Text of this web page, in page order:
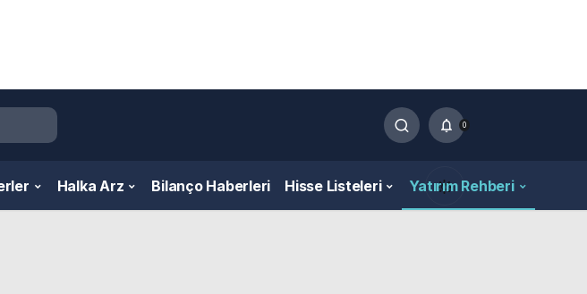
0
Halka Arz Bilanço Haberleri Hisse Listeleri Yatırım Rehberi